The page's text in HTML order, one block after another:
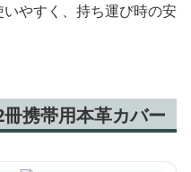
やすく、持ち運び時の安
携帯用本革カバー